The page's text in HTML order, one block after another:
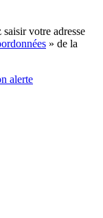
votre adresse
» de la
alerte